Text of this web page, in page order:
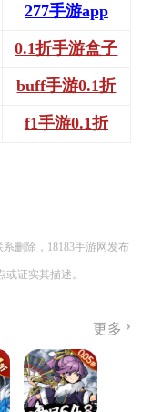
277手游app
0.1折手游盒子
buff手游0.1折
f1手游0.1折
删除，18183手游网发布
证实其描述。
更多